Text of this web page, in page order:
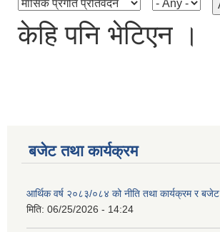
केहि पनि भेटिएन ।
बजेट तथा कार्यक्रम
आर्थिक वर्ष २०८३/०८४ को नीति तथा कार्यक्रम र बजेट
मिति: 06/25/2026 - 14:24